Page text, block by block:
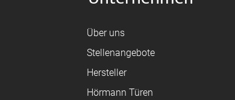
Über uns
Stellenangebote
Hersteller
Hörmann Türen